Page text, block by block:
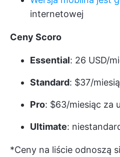
internetowej
Ceny Scoro
Essential: 26 USD/
Standard: $37/
Pro: $63/miesiąc za
Ultimate:
*Ceny na liście odnoszą